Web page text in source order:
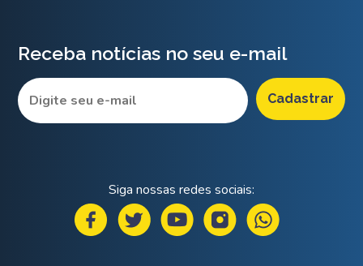
Receba notícias no seu e-mail
Siga nossas redes sociais: